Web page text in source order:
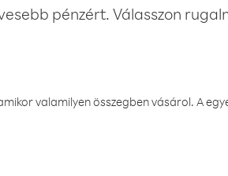
pénzért. Válasszon
valamilyen összegben vásárol. A